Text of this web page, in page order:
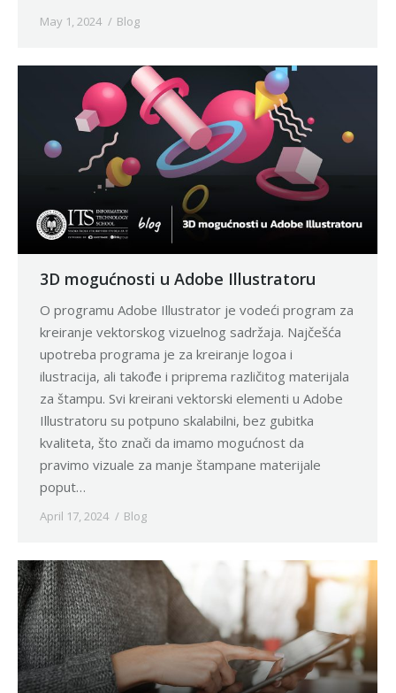
May 1, 2024 Blog
3D mogućnosti u Adobe Illustratoru
O programu Adobe Illustrator je vodeći program za
kreiranje vektorskog vizuelnog sadržaja. Najčešća
upotreba programa je za kreiranje logoa i
ilustracija, ali takođe i priprema različitog materijala
za štampu. Svi kreirani vektorski elementi u Adobe
Illustratoru su potpuno skalabilni, bez gubitka
kvaliteta, što znači da imamo mogućnost da
pravimo vizuale za manje štampane materijale
poput…
April 17, 2024 Blog